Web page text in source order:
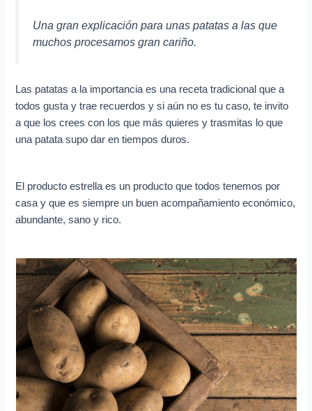
Una gran explicación para unas patatas a las que
muchos procesamos gran cariño.
Las patatas a la importancia es una receta tradicional que a
todos gusta y trae recuerdos y si aún no es tu caso, te invito
a que los crees con los que más quieres y trasmitas lo que
una patata supo dar en tiempos duros.
El producto estrella es un producto que todos tenemos por
casa y que es siempre un buen acompañamiento económico,
abundante, sano y rico.